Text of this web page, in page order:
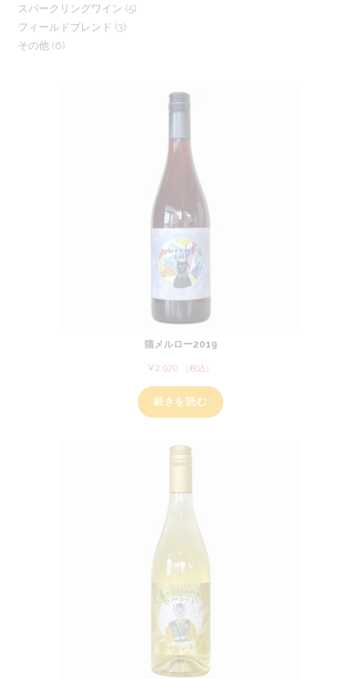
商
品
の
商
個
の
スパークリングワイン 55
フィールドブレンド 33
その他 66
猫メルロー2019
¥2,970 （税込）
続きを読む